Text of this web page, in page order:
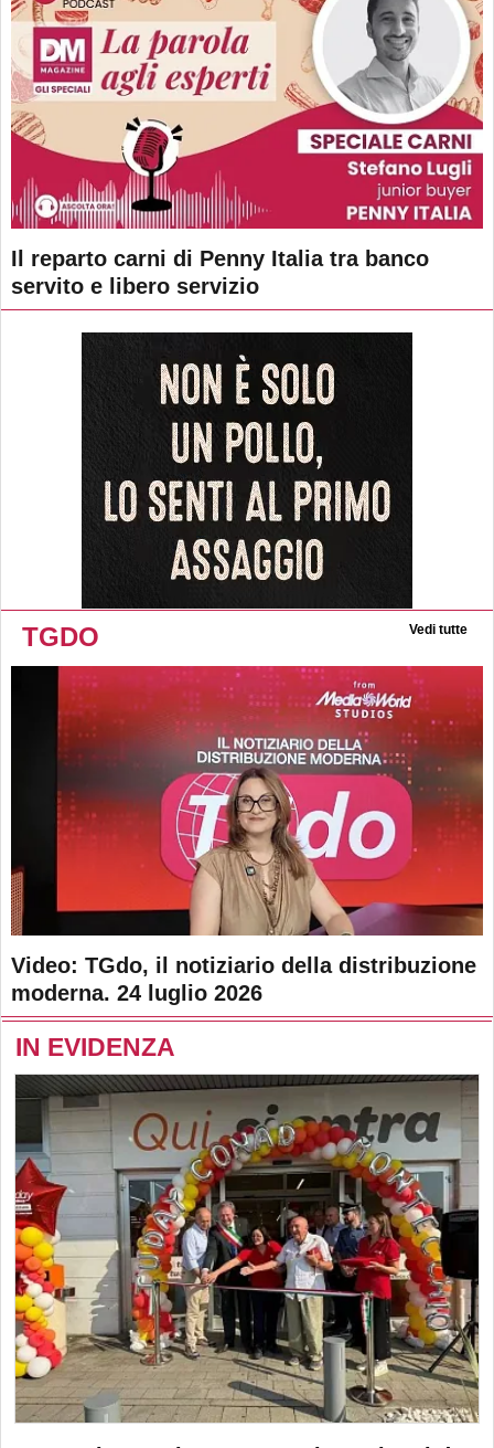
Il reparto carni di Penny Italia tra banco
servito e libero servizio
TGDO Vedi tutte
Video: TGdo, il notiziario della distribuzione
moderna. 24 luglio 2026
IN EVIDENZA